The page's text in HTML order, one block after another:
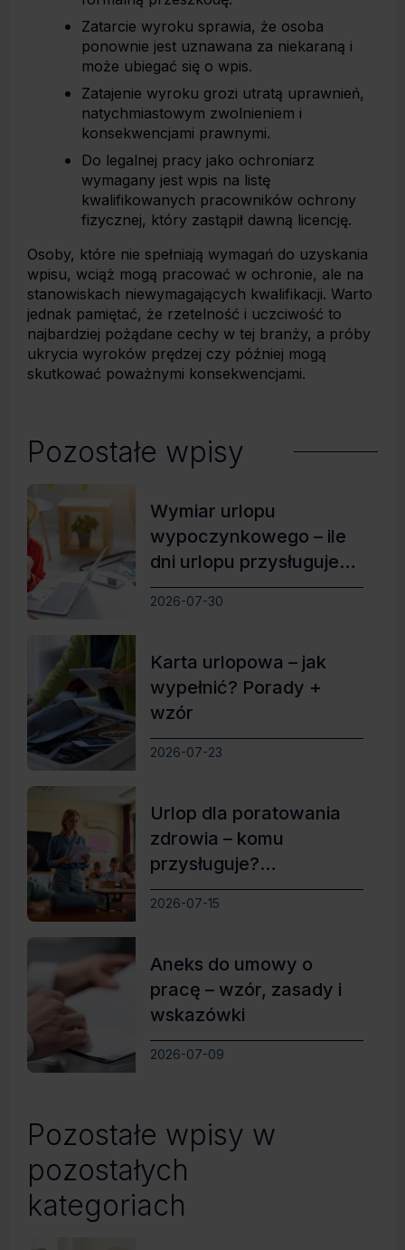
Zatarcie wyroku sprawia, że osoba
ponownie jest uznawana za niekaraną i
może ubiegać się o wpis.
Zatajenie wyroku grozi utratą uprawnień,
natychmiastowym zwolnieniem i
konsekwencjami prawnymi.
Do legalnej pracy jako ochroniarz
wymagany jest wpis na listę
kwalifikowanych pracowników ochrony
fizycznej, który zastąpił dawną licencję.
Osoby, które nie spełniają wymagań do uzyskania
wpisu, wciąż mogą pracować w ochronie, ale na
stanowiskach niewymagających kwalifikacji. Warto
jednak pamiętać, że rzetelność i uczciwość to
najbardziej pożądane cechy w tej branży, a próby
ukrycia wyroków prędzej czy później mogą
skutkować poważnymi konsekwencjami.
Pozostałe wpisy
Wymiar urlopu
wypoczynkowego – ile
dni urlopu przysługuje
pracownikowi?
2026-07-30
Karta urlopowa – jak
wypełnić? Porady +
wzór
2026-07-23
Urlop dla poratowania
zdrowia – komu
przysługuje?
Najważniejsze zasady
2026-07-15
Aneks do umowy o
pracę – wzór, zasady i
wskazówki
2026-07-09
Pozostałe wpisy w
pozostałych
kategoriach